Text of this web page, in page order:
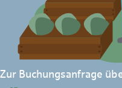
Zur Buchungsanfrage